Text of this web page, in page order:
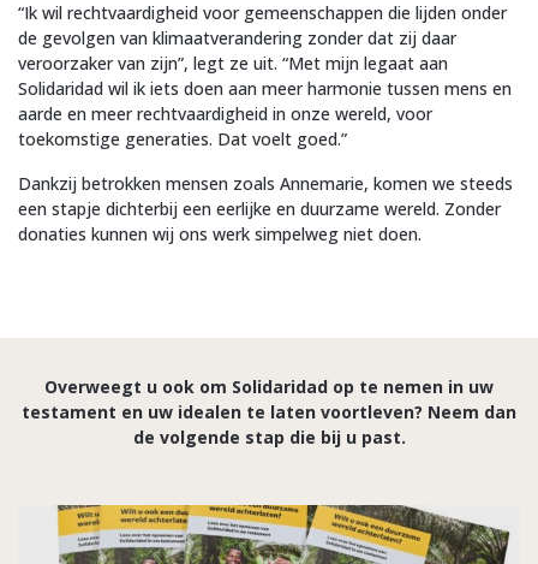
“Ik wil rechtvaardigheid voor gemeenschappen die lijden onder
de gevolgen van klimaatverandering zonder dat zij daar
veroorzaker van zijn”, legt ze uit. “Met mijn legaat aan
Solidaridad wil ik iets doen aan meer harmonie tussen mens en
aarde en meer rechtvaardigheid in onze wereld, voor
toekomstige generaties. Dat voelt goed.”
Dankzij betrokken mensen zoals Annemarie, komen we steeds
een stapje dichterbij een eerlijke en duurzame wereld. Zonder
donaties kunnen wij ons werk simpelweg niet doen.
Overweegt u ook om Solidaridad op te nemen in uw
testament en uw idealen te laten voortleven? Neem dan
de volgende stap die bij u past.